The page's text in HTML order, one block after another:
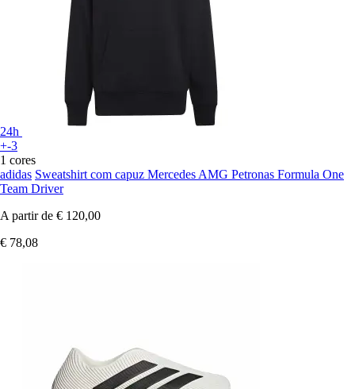
24h
+-3
1 cores
adidas Sweatshirt com capuz Mercedes AMG Petronas Formula One
Team Driver
A partir de € 120,00
€ 78,08